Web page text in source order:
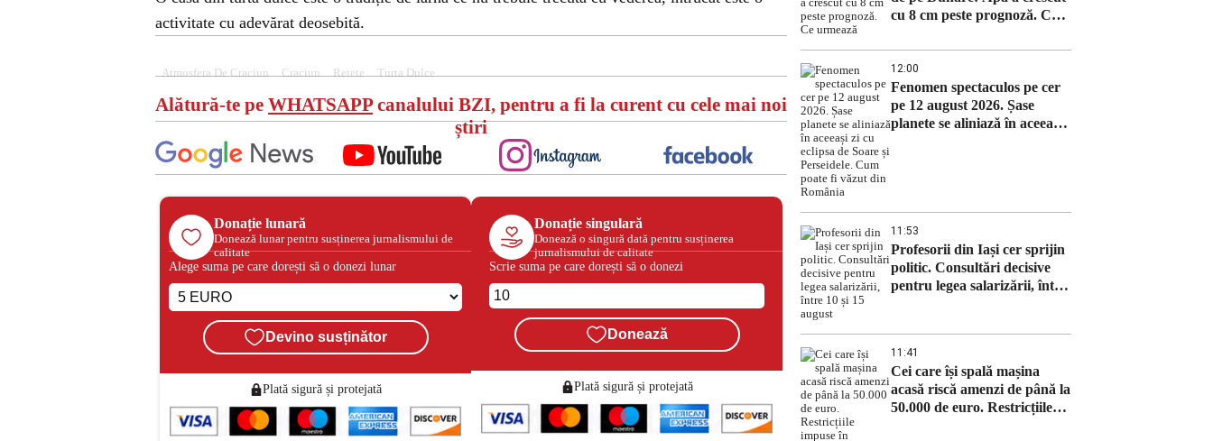
activitate cu adevărat deosebită.
Atmosfera De Craciun Craciun Retete Turta Dulce
Alătură-te pe WHATSAPPcanalului BZI, pentru a fi la curent cu cele mai noi
știri
Donație lunară
Donează lunar pentru susținerea jurnalismului de
calitate
Alege suma pe care dorești să o donezi lunar
Devino susținător
Plată sigură și protejată
Donație singulară
Donează o singură dată pentru susținerea
jurnalismului de calitate
Scrie suma pe care dorești să o donezi
Donează
Plată sigură și protejată
cu 8 cm peste prognoză. Ce
12:00
Fenomen spectaculos pe cer
pe 12 august 2026. Șase
planete se aliniază în aceeași
11:53
Profesorii din Iași cer sprijin
politic. Consultări decisive
pentru legea salarizării, între
11:41
Cei care își spală mașina
acasă riscă amenzi de până la
50.000 de euro. Restricțiile